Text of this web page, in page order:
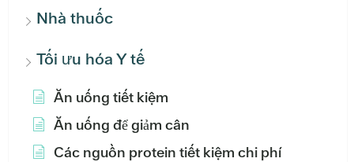
Nhà thuốc
Tối ưu hóa Y tế
Ăn uống tiết kiệm
Ăn uống để giảm cân
Các nguồn protein tiết kiệm chi phí